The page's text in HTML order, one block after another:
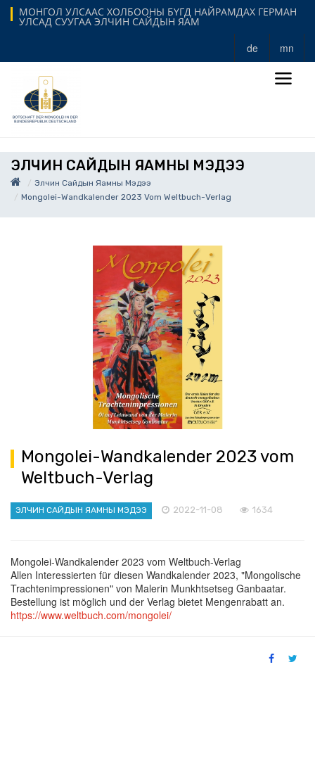
МОНГОЛ УЛСААС ХОЛБООНЫ БҮГД НАЙРАМДАХ ГЕРМАН
УЛСАД СУУГАА ЭЛЧИН САЙДЫН ЯАМ
de mn
ЭЛЧИН САЙДЫН ЯАМНЫ МЭДЭЭ
Элчин Сайдын Яамны Мэдээ
Mongolei-Wandkalender 2023 Vom Weltbuch-Verlag
Mongolei-Wandkalender 2023 vom
Weltbuch-Verlag
ЭЛЧИН САЙДЫН ЯАМНЫ МЭДЭЭ 2022-11-08 1634
Mongolei-Wandkalender 2023 vom Weltbuch-Verlag
Allen Interessierten für diesen Wandkalender 2023, "Mongolische
Trachtenimpressionen" von Malerin Munkhtsetseg Ganbaatar.
Bestellung ist möglich und der Verlag bietet Mengenrabatt an.
https://www.weltbuch.com/mongolei/